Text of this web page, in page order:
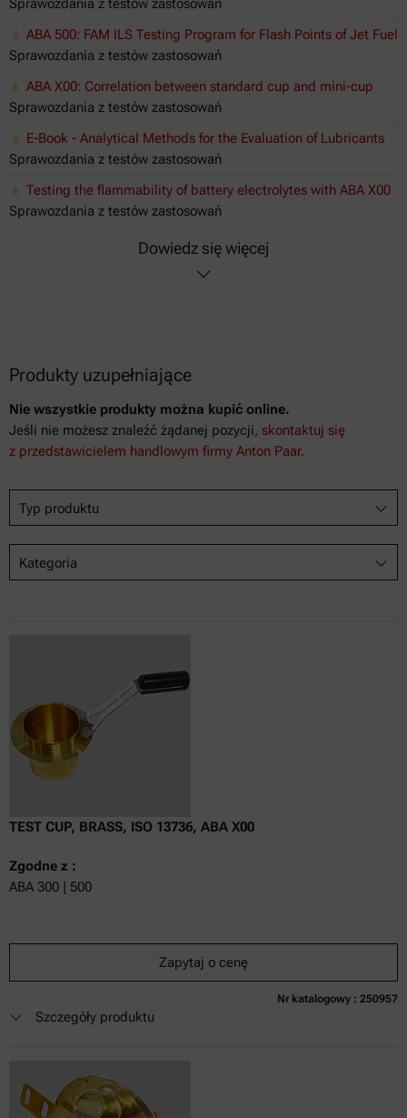
Sprawozdania z testów zastosowań
ABA 500: FAM ILS Testing Program for Flash Points of Jet Fuel
Sprawozdania z testów zastosowań
ABA X00: Correlation between standard cup and mini-cup
Sprawozdania z testów zastosowań
E-Book - Analytical Methods for the Evaluation of Lubricants
Sprawozdania z testów zastosowań
Testing the flammability of battery electrolytes with ABA X00
Sprawozdania z testów zastosowań
Dowiedz się więcej
Produkty uzupełniające
Nie wszystkie produkty można kupić online.
Jeśli nie możesz znaleźć żądanej pozycji, skontaktuj się
z przedstawicielem handlowym firmy Anton Paar.
Typ produktu
Kategoria
TEST CUP, BRASS, ISO 13736, ABA X00
Zgodne z :
ABA 300 | 500
Zapytaj o cenę
Nr katalogowy : 250957
Szczegóły produktu